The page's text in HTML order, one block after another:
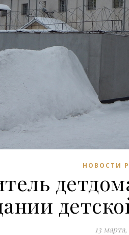
НОВОСТИ
13 марта,